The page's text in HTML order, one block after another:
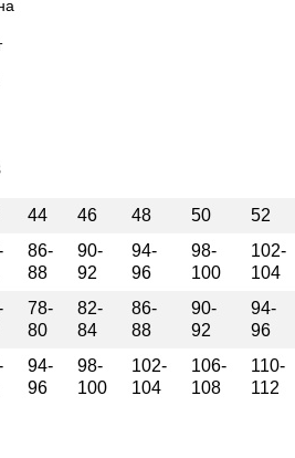
44 46 48 50
52
86-
88
90-
92
94-
96
98-
100
102-
104
78-
80
82-
84
86-
88
90-
92
94-
96
94-
96
98-
100
102-
104
106-
108
110-
112